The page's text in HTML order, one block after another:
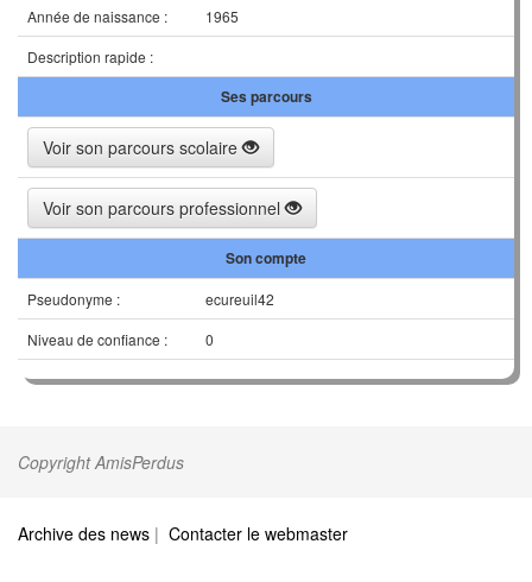
Année de naissance :
1965
Description rapide :
Ses parcours
Voir son parcours scolaire
Voir son parcours professionnel
Son compte
Pseudonyme :
ecureuil42
Niveau de confiance :
0
Copyright AmisPerdus
Archive des news | Contacter le webmaster